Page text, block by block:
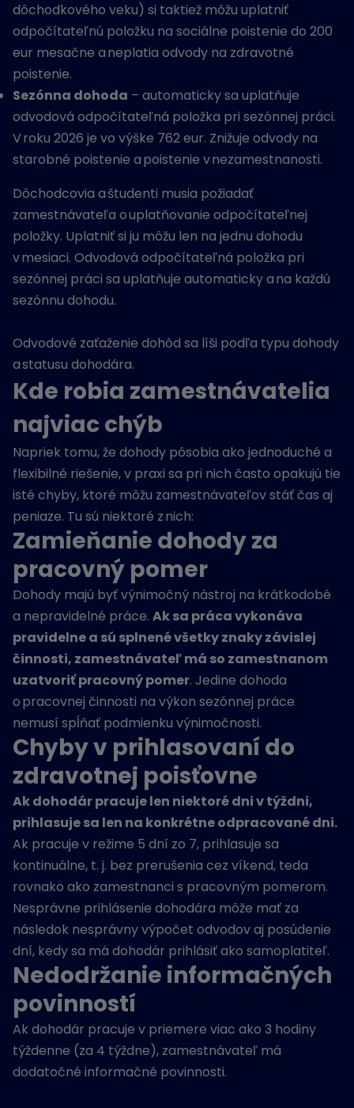
dôchodkového veku) si taktiež môžu uplatniť
odpočítateľnú položku na sociálne poistenie do 200
eur mesačne a neplatia odvody na zdravotné
poistenie.
Sezónna dohoda – automaticky sa uplatňuje
odvodová odpočítateľná položka pri sezónnej práci.
V roku 2026 je vo výške 762 eur. Znižuje odvody na
starobné poistenie a poistenie v nezamestnanosti.
Dôchodcovia a študenti musia požiadať
zamestnávateľa o uplatňovanie odpočítateľnej
položky. Uplatniť si ju môžu len na jednu dohodu
v mesiaci. Odvodová odpočítateľná položka pri
sezónnej práci sa uplatňuje automaticky a na každú
sezónnu dohodu.
Odvodové zaťaženie dohôd sa líši podľa typu dohody
a statusu dohodára.
Kde robia zamestnávatelia
najviac chýb
Napriek tomu, že dohody pôsobia ako jednoduché a
flexibilné riešenie, v praxi sa pri nich často opakujú tie
isté chyby, ktoré môžu zamestnávateľov stáť čas aj
peniaze. Tu sú niektoré z nich:
Zamieňanie dohody za
pracovný pomer
Dohody majú byť výnimočný nástroj na krátkodobé
a nepravidelné práce. Ak sa práca vykonáva
pravidelne a sú splnené všetky znaky závislej
činnosti, zamestnávateľ má so zamestnanom
uzatvoriť pracovný pomer. Jedine dohoda
o pracovnej činnosti na výkon sezónnej práce
nemusí spĺňať podmienku výnimočnosti.
Chyby v prihlasovaní do
zdravotnej poisťovne
Ak dohodár pracuje len niektoré dni v týždni,
prihlasuje sa len na konkrétne odpracované dni.
Ak pracuje v režime 5 dní zo 7, prihlasuje sa
kontinuálne, t. j. bez prerušenia cez víkend, teda
rovnako ako zamestnanci s pracovným pomerom.
Nesprávne prihlásenie dohodára môže mať za
následok nesprávny výpočet odvodov aj posúdenie
dní, kedy sa má dohodár prihlásiť ako samoplatiteľ.
Nedodržanie informačných
povinností
Ak dohodár pracuje v priemere viac ako 3 hodiny
týždenne (za 4 týždne), zamestnávateľ má
dodatočné informačné povinnosti.